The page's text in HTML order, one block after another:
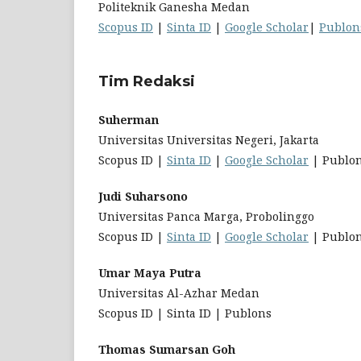
Politeknik Ganesha Medan
Scopus ID | Sinta ID | Google Scholar |
Tim Redaksi
Suherman
Universitas Universitas Negeri, Jakarta
Scopus ID | Sinta ID | Google Scholar |
Judi Suharsono
Universitas Panca Marga, Probolinggo
Scopus ID | Sinta ID | Google Scholar |
Umar Maya Putra
Universitas Al-Azhar Medan
Scopus ID | Sinta ID | Publons
Thomas Sumarsan Goh